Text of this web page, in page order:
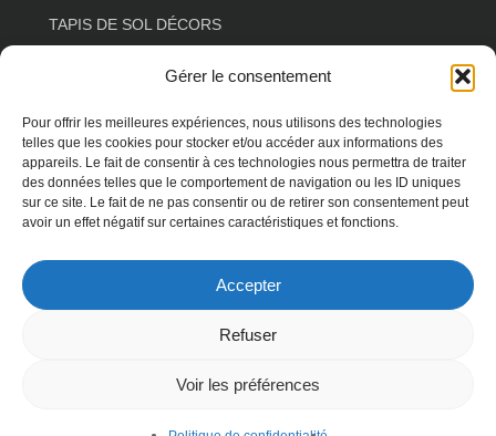
Gérer le consentement
Pour offrir les meilleures expériences, nous utilisons des technologies
telles que les cookies pour stocker et/ou accéder aux informations des
appareils. Le fait de consentir à ces technologies nous permettra de traiter
des données telles que le comportement de navigation ou les ID uniques
sur ce site. Le fait de ne pas consentir ou de retirer son consentement peut
avoir un effet négatif sur certaines caractéristiques et fonctions.
Accepter
Refuser
Voir les préférences
TAPIS DE SOL DÉCORS
TAPIS DE SOL SALON
TAPIS DE SOL FLORAL
TAPIS DE SOL FORME SPÉCIALE
TAPIS DE SOL TERRASSE